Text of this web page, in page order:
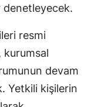
denetleyecek.
resmi
kurumsal
devam
Yetkili kişilerin